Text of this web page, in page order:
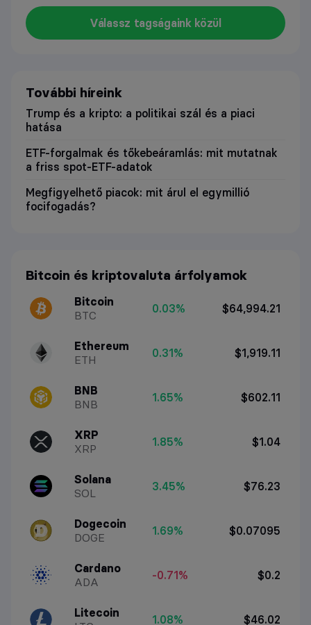
Válassz tagságaink közül
További híreink
Trump és a kripto: a politikai szál és a piaci
hatása
ETF-forgalmak és tőkebeáramlás: mit mutatnak
a friss spot-ETF-adatok
Megfigyelhető piacok: mit árul el egymillió
focifogadás?
Bitcoin és kriptovaluta árfolyamok
Bitcoin
BTC
0.03% $64,994.21
Ethereum
ETH
0.31% $1,919.11
BNB
BNB
1.65% $602.11
XRP
XRP
1.85% $1.04
Solana
SOL
3.45% $76.23
Dogecoin
DOGE
1.69% $0.07095
Cardano
ADA
-0.71% $0.2
Litecoin
1.08% $46.02